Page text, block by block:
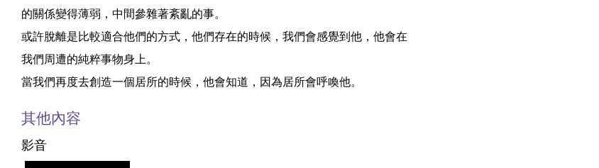
的關係變得薄弱，中間參雜著紊亂的事。
或許脫離是比較適合他們的方式，他們存在的時候，我們會感覺到他，他會在
我們周遭的純粹事物身上。
當我們再度去創造一個居所的時候，他會知道，因為居所會呼喚他。
其他內容
影音